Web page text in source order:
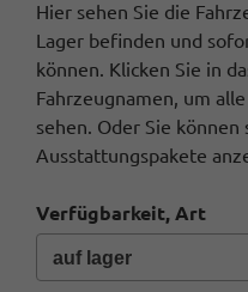
Hier sehen Sie die
Lager befinden und
können. Klicken Sie in
Fahrzeugnamen, um
sehen. Oder Sie
Ausstattungspakete
Verfügbarkeit, Art